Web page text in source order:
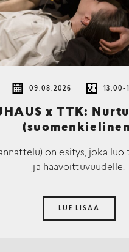
09.08.2026 13.00-
x TTK:
on esitys, joka
ja haavoittuvuudelle.
LUE LISÄÄ